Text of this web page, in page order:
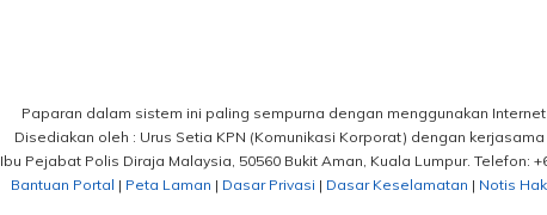
Paparan dalam sistem ini paling sempurna dengan menggunakan
Disediakan oleh : Urus Setia KPN (Komunikasi Korporat) dengan
Ibu Pejabat Polis Diraja Malaysia, 50560 Bukit Aman, Kuala Lumpur. Telefon:
Bantuan Portal | Peta Laman | Dasar Privasi | Dasar Keselamatan | Notis